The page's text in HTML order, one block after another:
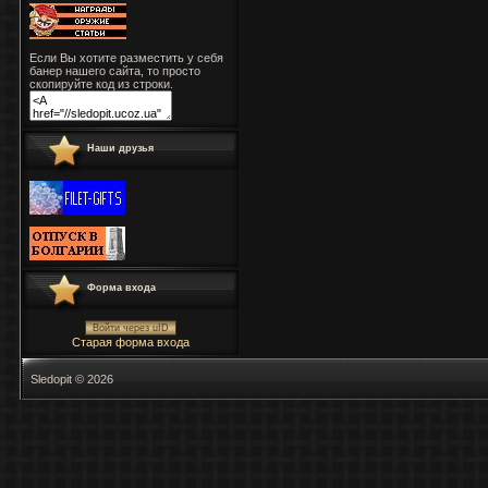
Если Вы хотите разместить у себя
банер нашего сайта, то просто
скопируйте код из строки.
Наши друзья
Форма входа
Войти через uID
Старая форма входа
Sledopit © 2026